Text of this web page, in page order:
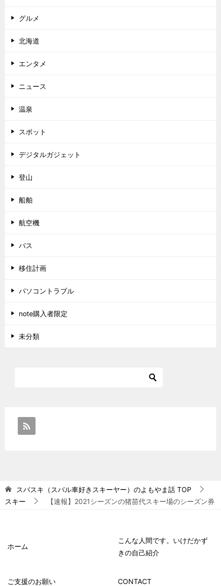
グルメ
北海道
エンタメ
ニュース
温泉
スポット
デジタルガジェット
登山
船舶
航空機
バス
移住計画
パソコントラブル
note購入者限定
未分類
スバスキ（スバル車好きスキーヤー）のよもやま話 TOP
スキー
【速報】2021シーズンの猪苗代スキー場のシーズン券
ホーム
こんな人間です。いけだかず
きの自己紹介
ご支援のお願い CONTACT